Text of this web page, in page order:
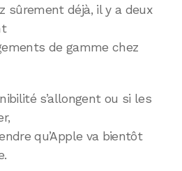
sûrement déjà, il y a deux
de gamme chez
s’allongent ou si les
qu’Apple va bientôt